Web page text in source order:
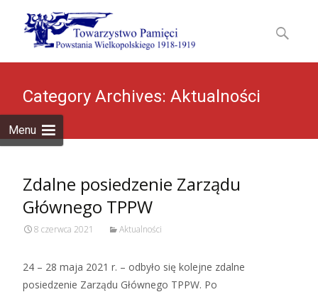
Menu
to
content
Szukaj:
Category Archives: Aktualności
Zdalne posiedzenie Zarządu
Głównego TPPW
8 czerwca 2021 Aktualności
24 – 28 maja 2021 r. – odbyło się kolejne zdalne
posiedzenie Zarządu Głównego TPPW. Po